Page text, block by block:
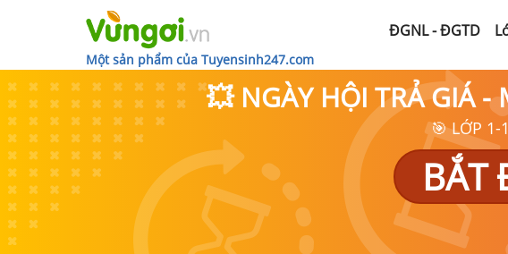
Một sản phẩm của Tuyensinh247.com
ĐGNL - ĐGTD
💥 NGÀY HỘI TRẢ GIÁ -
🎯 LỚP 1-
BẮT